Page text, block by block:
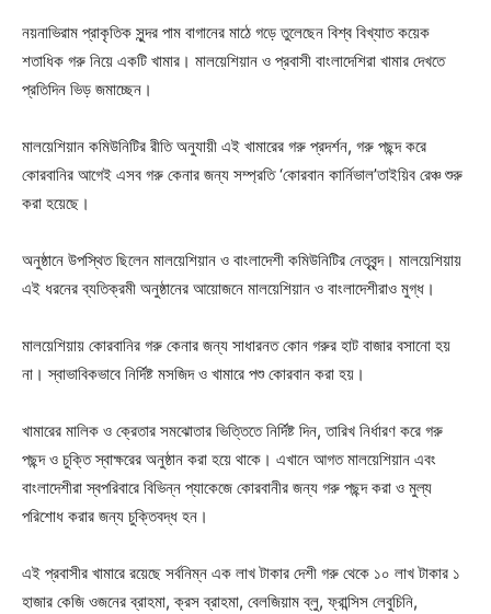
নয়নাভিরাম প্রাকৃতিক সুন্দর পাম বাগানের মাঠে গড়ে তুলেছেন বিশ্ব বিখ্যাত কয়েক
শতাধিক গরু নিয়ে একটি খামার। মালয়েশিয়ান ও প্রবাসী বাংলাদেশিরা খামার দেখতে
প্রতিদিন ভিড় জমাচ্ছেন।
মালয়েশিয়ান কমিউনিটির রীতি অনুযায়ী এই খামারের গরু প্রদর্শন, গরু পছন্দ করে
কোরবানির আগেই এসব গরু কেনার জন্য সম্প্রতি ‘কোরবান কার্নিভাল’তাইয়িব রেঞ্চ শুরু
করা হয়েছে।
অনুষ্ঠানে উপস্থিত ছিলেন মালয়েশিয়ান ও বাংলাদেশী কমিউনিটির নেতৃবৃন্দ। মালয়েশিয়ায়
এই ধরনের ব্যতিক্রমী অনুষ্ঠানের আয়োজনে মালয়েশিয়ান ও বাংলাদেশীরাও মুগ্ধ।
মালয়েশিয়ায় কোরবানির গরু কেনার জন্য সাধারনত কোন গরুর হাট বাজার বসানো হয়
না। স্বাভাবিকভাবে নির্দিষ্ট মসজিদ ও খামারে পশু কোরবান করা হয়।
খামারের মালিক ও ক্রেতার সমঝোতার ভিত্তিতে নির্দিষ্ট দিন, তারিখ নির্ধারণ করে গরু
পছন্দ ও চুক্তি স্বাক্ষরের অনুষ্ঠান করা হয়ে থাকে। এখানে আগত মালয়েশিয়ান এবং
বাংলাদেশীরা স্বপরিবারে বিভিন্ন প্যাকেজে কোরবানীর জন্য গরু পছন্দ করা ও মুল্য
পরিশোধ করার জন্য চুক্তিবদ্ধ হন।
এই প্রবাসীর খামারে রয়েছে সর্বনিম্ন এক লাখ টাকার দেশী গরু থেকে ১০ লাখ টাকার ১
হাজার কেজি ওজনের ব্রাহমা, ক্রস ব্রাহমা, বেলজিয়াম ব্লু, ফ্রান্সিস লেবুচিনি,